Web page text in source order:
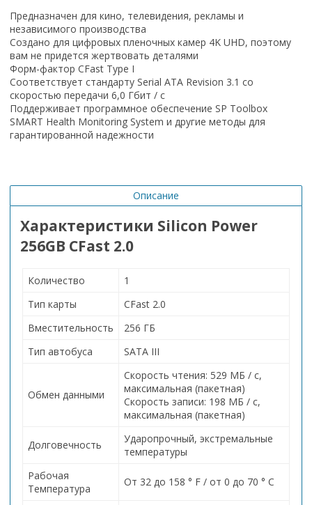
Предназначен для кино, телевидения, рекламы и
независимого производства
Создано для цифровых пленочных камер 4K UHD, поэтому
вам не придется жертвовать деталями
Форм-фактор CFast Type I
Соответствует стандарту Serial ATA Revision 3.1 со
скоростью передачи 6,0 Гбит / с
Поддерживает программное обеспечение SP Toolbox
SMART Health Monitoring System и другие методы для
гарантированной надежности
Описание
Характеристики Silicon Power
256GB CFast 2.0
Количество
1
Тип карты
CFast 2.0
Вместительность
256 ГБ
Тип автобуса
SATA III
Обмен данными
Скорость чтения: 529 МБ / с,
максимальная (пакетная)
Скорость записи: 198 МБ / с,
максимальная (пакетная)
Долговечность
Ударопрочный, экстремальные
температуры
Рабочая
Температура
От 32 до 158 ° F / от 0 до 70 ° C